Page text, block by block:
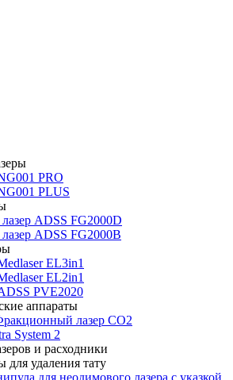
PRO
PLUS
ADSS FG2000D
ADSS FG2000B
EL3in1
EL2in1
PVE2020
аппараты
лазер CO2
System 2
и расходники
удаления тату
для неодимового лазера с указкой